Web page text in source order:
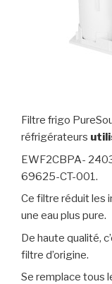
Filtre frigo
réfrigérateurs
EWF2CBPA-
69625-CT-001.
Ce filtre réduit les
une eau plus pure.
De haute qualité,
filtre d’origine.
Se remplace tous